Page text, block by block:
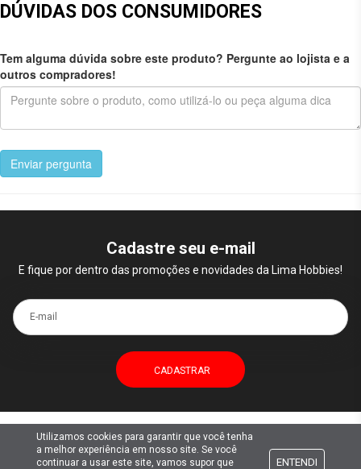
DÚVIDAS DOS CONSUMIDORES
Tem alguma dúvida sobre este produto? Pergunte ao lojista e a
outros compradores!
Enviar pergunta
Cadastre seu e-mail
E fique por dentro das promoções e novidades da Lima Hobbies!
E-mail
Atendimento
Utilizamos cookies para garantir que você tenha
a melhor experiência em nosso site. Se você
continuar a usar este site, vamos supor que
ENTENDI